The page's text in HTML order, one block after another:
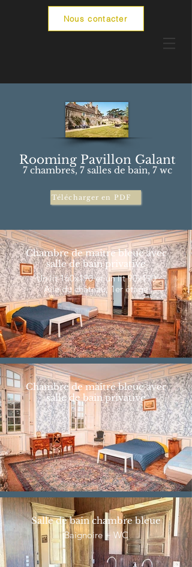
Nous contacter
Rooming Pavillon Galant
7 chambres, 7 salles de bain, 7 wc
Télécharger en PDF
Chambre de maître bleue avec
salle de bain privative
Un lit 160x190 et un lit 90x190
Aile du château, 1er étage
Chambre de maître bleue avec
salle de bain privative
Salle de bain chambre bleue
Baignoire + WC